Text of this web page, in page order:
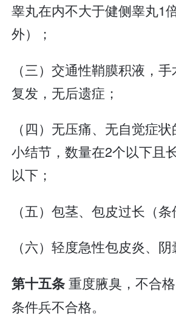
睾丸在内不大于健侧睾丸1
外）；
（三）交通性鞘膜积液，
复发，无后遗症；
（四）无压痛、无自觉症
小结节，数量在2个以下且
以下；
（五）包茎、包皮过长（条
（六）轻度急性包皮炎、阴
第十五条重度腋臭，不合
条件兵不合格。